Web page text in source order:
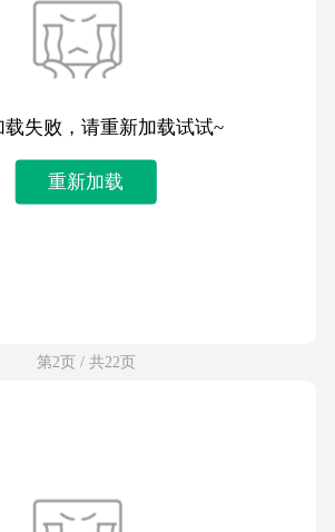
载失败，请重新加载试试~
重新加载
第2页 / 共22页